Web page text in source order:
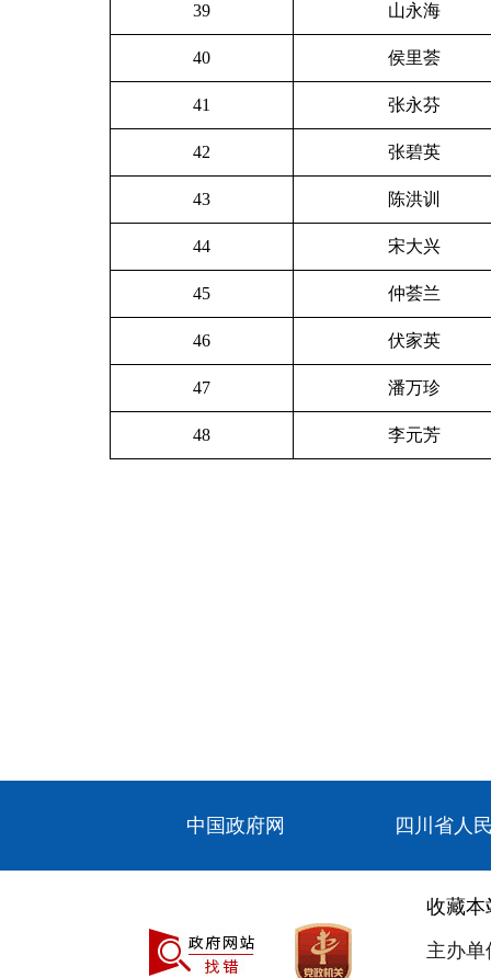
39 山永海
40 侯里荟
41 张永芬
42 张碧英
43 陈洪训
44 宋大兴
45 仲荟兰
46 伏家英
47 潘万珍
48 李元芳
中国政府网 四川省人
收藏本
主办